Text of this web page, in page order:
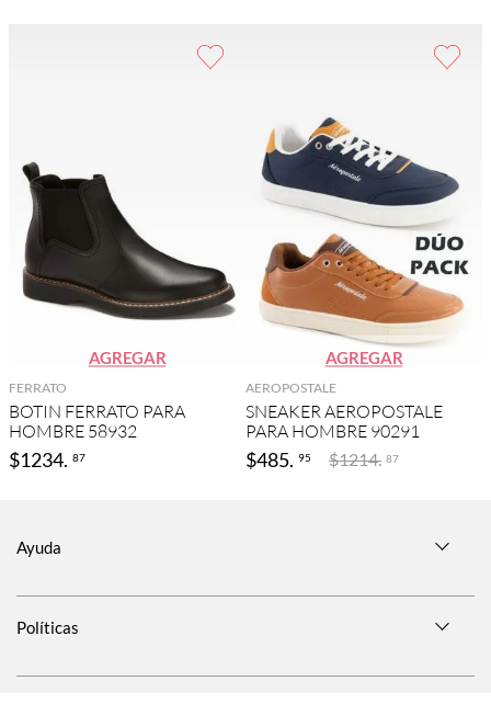
AGREGAR
FERRATO
BOTIN FERRATO PARA
HOMBRE 58932
$1234. 87
AGREGAR
AEROPOSTALE
SNEAKER AEROPOSTALE
PARA HOMBRE 90291
$485. 95 $1214. 87
Ayuda
Políticas